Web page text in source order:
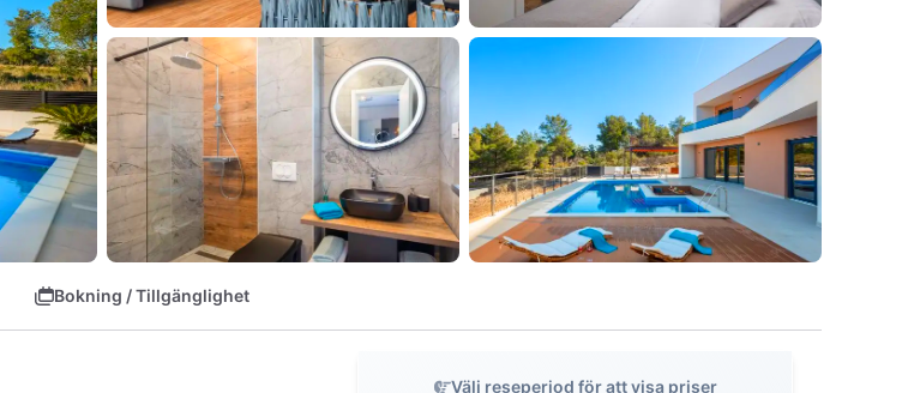
Bokning / Tillgänglighet
Välj reseperiod för att visa priser